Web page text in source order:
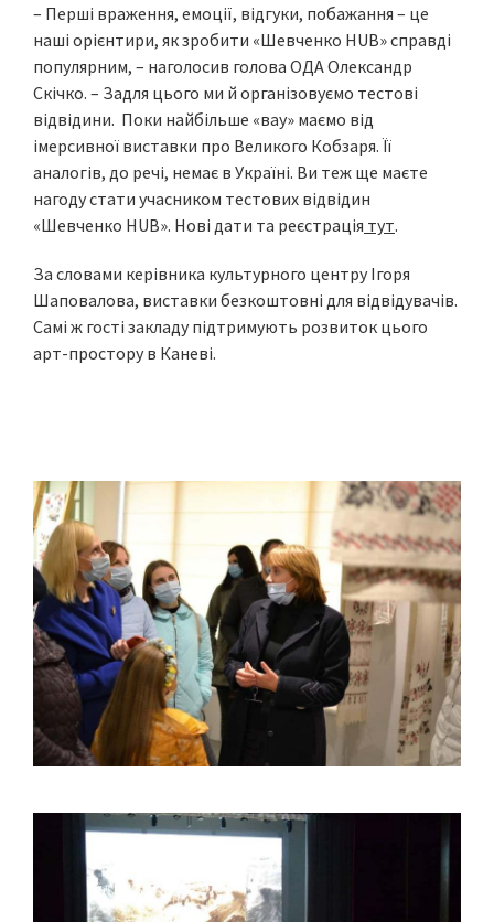
– Перші враження, емоції, відгуки, побажання – це
наші орієнтири, як зробити «Шевченко HUB» справді
популярним, – наголосив голова ОДА Олександр
Скічко. – Задля цього ми й організовуємо тестові
відвідини. Поки найбільше «вау» маємо від
імерсивної виставки про Великого Кобзаря. Її
аналогів, до речі, немає в Україні. Ви теж ще маєте
нагоду стати учасником тестових відвідин
«Шевченко HUB». Нові дати та реєстрація тут.
За словами керівника культурного центру Ігоря
Шаповалова, виставки безкоштовні для відвідувачів.
Самі ж гості закладу підтримують розвиток цього
арт-простору в Каневі.